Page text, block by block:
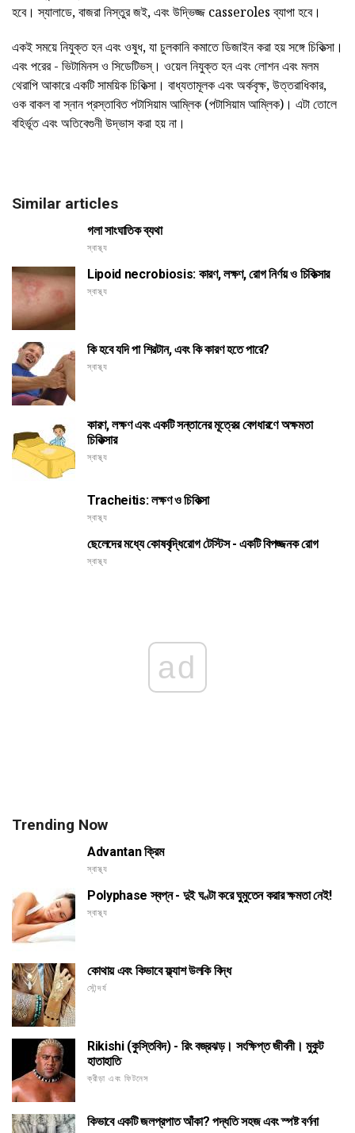
হবে। স্যালাডে, বাজরা নিস্তুর জই, এবং উদ্ভিজ্জ casseroles ব্যাপা হবে।
একই সময়ে নিযুক্ত হন এবং ওষুধ, যা চুলকানি কমাতে ডিজাইন করা হয় সঙ্গে চিকিত্সা।
এবং পরের - ভিটামিনস ও সিডেটিভস্। ওয়েল নিযুক্ত হন এবং লোশন এবং মলম
থেরাপি আকারে একটি সাময়িক চিকিত্সা। বাধ্যতামূলক এবং অর্কবৃক্ষ, উত্তরাধিকার,
ওক বাকল বা স্নান প্রস্তাবিত পটাসিয়াম আম্লিক (পটাসিয়াম আম্লিক)। এটা তোলে
বহির্ভূত এবং অতিবেগুনী উদ্ভাস করা হয় না।
Similar articles
গলা সাংঘাতিক ব্যথা
স্বাস্থ্য
Lipoid necrobiosis: কারণ, লক্ষণ, রোগ নির্ণয় ও চিকিত্সার
স্বাস্থ্য
কি হবে যদি পা শিরটান, এবং কি কারণ হতে পারে?
স্বাস্থ্য
কারণ, লক্ষণ এবং একটি সন্তানের মূত্রের বেগধারণে অক্ষমতা
চিকিত্সার
স্বাস্থ্য
Tracheitis: লক্ষণ ও চিকিত্সা
স্বাস্থ্য
ছেলেদের মধ্যে কোষবৃদ্ধিরোগ টেস্টিস - একটি বিপজ্জনক রোগ
স্বাস্থ্য
ad
Trending Now
Advantan ক্রিম
স্বাস্থ্য
Polyphase স্বপ্ন - দুই ঘণ্টা করে ঘুমুতেন করার ক্ষমতা নেই!
স্বাস্থ্য
কোথায় এবং কিভাবে ফ্ল্যাশ উলকি বিদ্ধ
সৌন্দর্য
Rikishi (কুস্তিবিদ) - রিং বজ্রঝড়। সংক্ষিপ্ত জীবনী। মুকুট
হাতাহাতি
ক্রীড়া এবং ফিটনেস
কিভাবে একটি জলপ্রপাত আঁকা? পদ্ধতি সহজ এবং স্পষ্ট বর্ণনা